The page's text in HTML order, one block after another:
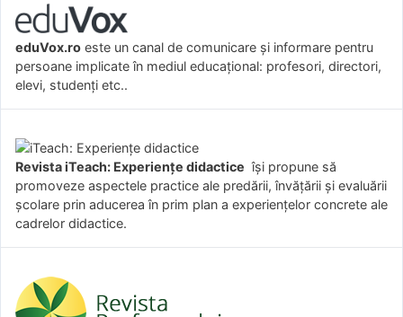
eduVox.ro este un canal de comunicare și informare pentru
persoane implicate în mediul educațional: profesori, directori,
elevi, studenți etc..
Revista iTeach: Experienţe didactice îşi propune să
promoveze aspectele practice ale predării, învăţării şi evaluării
şcolare prin aducerea în prim plan a experienţelor concrete ale
cadrelor didactice.